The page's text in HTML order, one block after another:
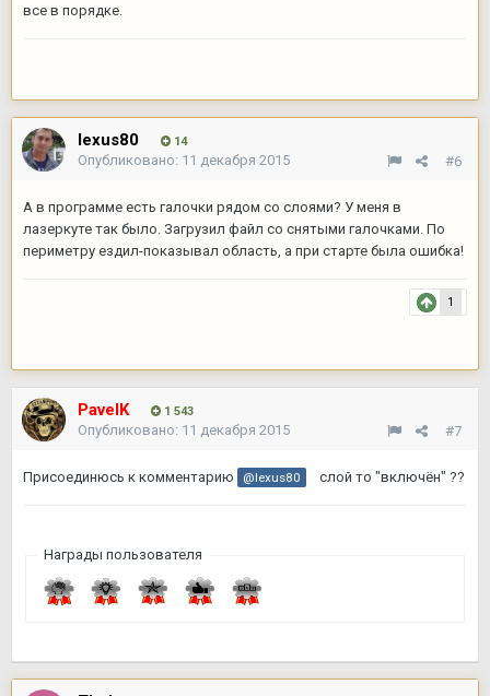
все в порядке.
lexus80 14
#6
Опубликовано: 11 декабря 2015
А в программе есть галочки рядом со слоями? У меня в
лазеркуте так было. Загрузил файл со снятыми галочками. По
периметру ездил-показывал область, а при старте была ошибка!
1
PavelK 1 543
#7
Опубликовано: 11 декабря 2015
Присоединюсь к комментарию @lexus80 слой то "включён" ??
Награды пользователя